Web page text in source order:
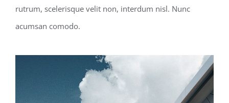
rutrum, scelerisque velit non, interdum nisl. Nunc
acumsan comodo.